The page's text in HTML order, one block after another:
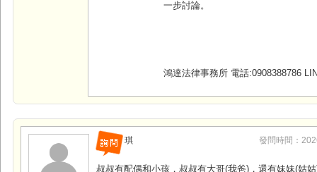
一步討論。
鴻達法律事務所 電話:0908388786
琪 發問時間：
叔叔有配偶和小孩，叔叔有大哥(我爸)，還有妹妹(姑